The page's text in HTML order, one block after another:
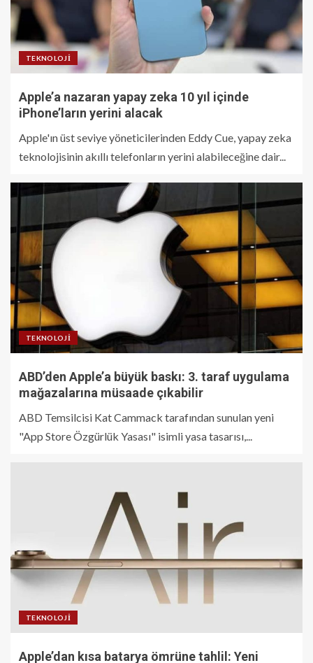
TEKNOLOJI
Apple’a nazaran yapay zeka 10 yıl içinde
iPhone’ların yerini alacak
Apple'ın üst seviye yöneticilerinden Eddy Cue, yapay zeka
teknolojisinin akıllı telefonların yerini alabileceğine dair...
TEKNOLOJI
ABD’den Apple’a büyük baskı: 3. taraf uygulama
mağazalarına müsaade çıkabilir
ABD Temsilcisi Kat Cammack tarafından sunulan yeni
"App Store Özgürlük Yasası" isimli yasa tasarısı,...
TEKNOLOJI
Apple’dan kısa batarya ömrüne tahlil: Yeni